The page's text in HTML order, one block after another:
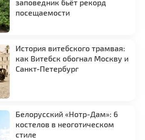
заповедник бьёт рекорд
посещаемости
История витебского трамвая:
как Витебск обогнал Москву и
Санкт-Петербург
Белорусский «Нотр-Дам»: 6
костелов в неоготическом
стиле